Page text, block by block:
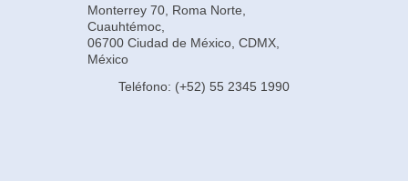
Monterrey 70, Roma Norte,
Cuauhtémoc,
06700 Ciudad de México, CDMX,
México
Teléfono: (+52) 55 2345 1990